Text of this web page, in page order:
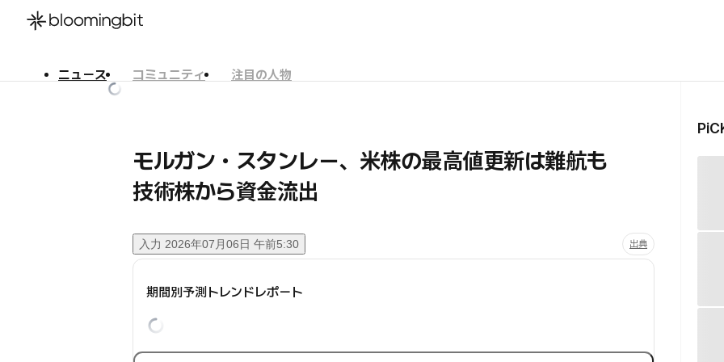
ニュース コミュニティ
注目の人物
モルガン・スタンレー、米株の最高値更新は難航も
技術株から資金流出
入力 2026年07月06日 午前5:30 出典
期間別予測トレンドレポート